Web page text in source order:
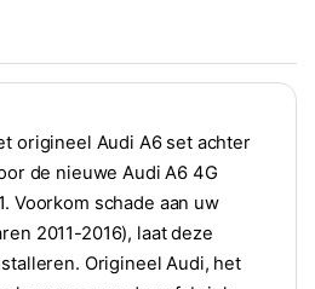
origineel Audi A6 set achter
de nieuwe Audi A6 4G
Voorkom schade aan uw
2011-2016), laat deze
Origineel Audi, het